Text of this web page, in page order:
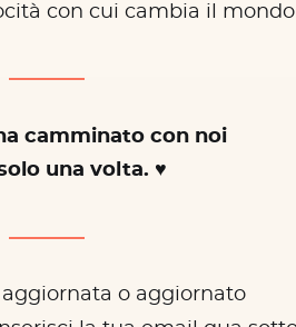
con cui cambia il
camminato con noi
una volta. ♥
aggiornata o aggiornato